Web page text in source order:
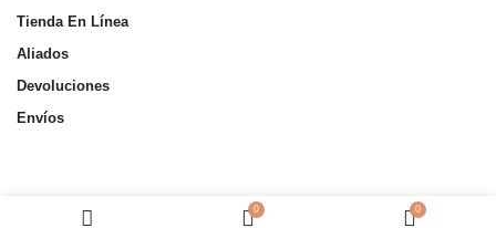
Tienda En Línea
Aliados
Devoluciones
Envíos
0 0